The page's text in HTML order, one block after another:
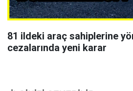
81 ildeki araç sahiplerine
cezalarında yeni karar